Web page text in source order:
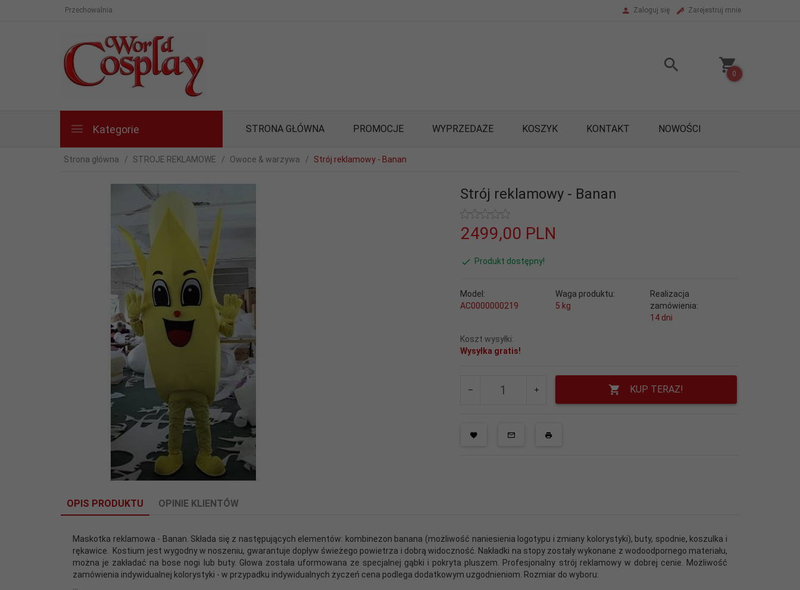
Przechowalnia Zaloguj się Zarejestruj mnie
0
Kategorie STRONA GŁÓWNA PROMOCJE WYPRZEDAŻE KOSZYK KONTAKT NOWOŚCI
Strona główna STROJE REKLAMOWE Owoce & warzywa Strój reklamowy - Banan
Strój reklamowy - Banan
2499,00 PLN
Produkt dostępny!
Model:
AC0000000219
Waga produktu:
5 kg
Realizacja
zamówienia:
14 dni
Koszt wysyłki:
Wysyłka gratis!
KUP TERAZ!
OPIS PRODUKTU OPINIE KLIENTÓW
Maskotka reklamowa - Banan. Składa się z następujących elementów: kombinezon banana (możliwość naniesienia logotypu i zmiany kolorystyki), buty, spodnie, koszulka i
rękawice. Kostium jest wygodny w noszeniu, gwarantuje dopływ świeżego powietrza i dobrą widoczność. Nakładki na stopy zostały wykonane z wodoodpornego materiału,
można je zakładać na bose nogi lub buty. Głowa została uformowana ze specjalnej gąbki i pokryta pluszem. Profesjonalny strój reklamowy w dobrej cenie. Możliwość
zamówienia indywidualnej kolorystyki - w przypadku indywidualnych życzeń cena podlega dodatkowym uzgodnieniom. Rozmiar do wyboru: